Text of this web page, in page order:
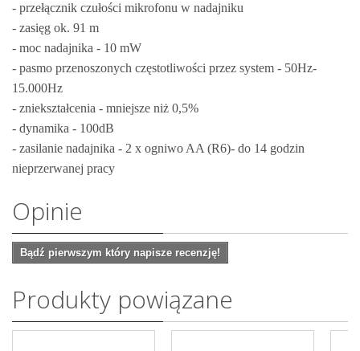
- przełącznik czułości mikrofonu w nadajniku
- zasięg ok. 91 m
- moc nadajnika - 10 mW
- pasmo przenoszonych częstotliwości przez system - 50Hz-
15.000Hz
- zniekształcenia - mniejsze niż 0,5%
- dynamika - 100dB
- zasilanie nadajnika - 2 x ogniwo AA (R6)- do 14 godzin
nieprzerwanej pracy
Opinie
Bądź pierwszym który napisze recenzję!
Produkty powiązane